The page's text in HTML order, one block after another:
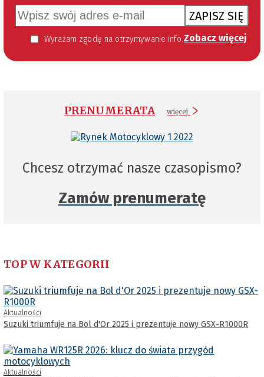
ZAPISZ SIĘ
Wyrażam zgodę na otrzymywanie informacji handlowej kierowanej do mnie za pomocą środków komunikacji elektronicznej w szczególności poczty elektronicznej zgodnie z przepisem art. 10 ust 2 ustawy z dnia 18 lipca 2002 roku o świadczeniu usług drogą elektroniczną (Dz. U. 144 z 2002 r. poz. 1204). Zgoda jest dobrowolna, jednak jej wyrażenie jest konieczne, aby otrzymywać newsletter. Zobacz więcej
PRENUMERATA więcej
Chcesz otrzymać nasze czasopismo?
Zamów prenumeratę
TOP W KATEGORII
Aktualności
Suzuki triumfuje na Bol d'Or 2025 i prezentuje nowy GSX-R1000R
Aktualności